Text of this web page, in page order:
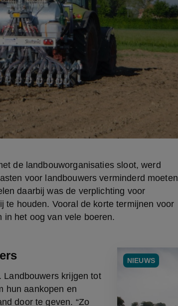
de landbouworganisaties sloot, werd
voor landbouwers verminderd moeten
daarbij was de verplichting voor
te houden. Vooral de korte termijnen voor
in het oog van vele boeren.
NIEUWS
Landbouwers krijgen tot
hun aankopen en
door te geven. “Zo